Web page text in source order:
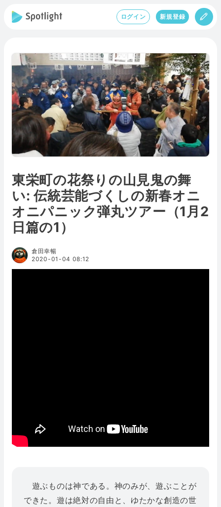
ログイン 新規登録
東栄町の花祭りの山見鬼の舞
い: 伝統芸能づくしの新春オニ
オニパニック弾丸ツアー（1月2
日篇の1）
倉田幸暢
2020-01-04 08:12
遊ぶものは神である。神のみが、遊ぶことが
できた。遊は絶対の自由と、ゆたかな創造の世